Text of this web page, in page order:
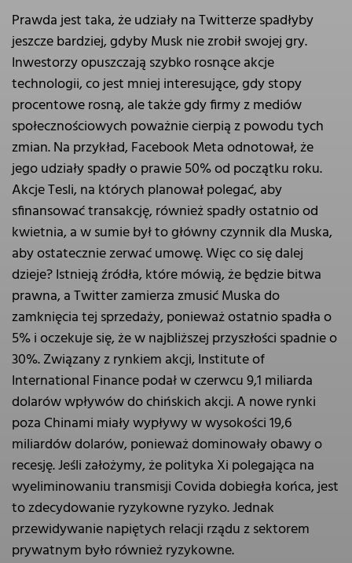
Prawda jest taka, że udziały na Twitterze spadłyby
jeszcze bardziej, gdyby Musk nie zrobił swojej gry.
Inwestorzy opuszczają szybko rosnące akcje
technologii, co jest mniej interesujące, gdy stopy
procentowe rosną, ale także gdy firmy z mediów
społecznościowych poważnie cierpią z powodu tych
zmian. Na przykład, Facebook Meta odnotował, że
jego udziały spadły o prawie 50% od początku roku.
Akcje Tesli, na których planował polegać, aby
sfinansować transakcję, również spadły ostatnio od
kwietnia, a w sumie był to główny czynnik dla Muska,
aby ostatecznie zerwać umowę. Więc co się dalej
dzieje? Istnieją źródła, które mówią, że będzie bitwa
prawna, a Twitter zamierza zmusić Muska do
zamknięcia tej sprzedaży, ponieważ ostatnio spadła o
5% i oczekuje się, że w najbliższej przyszłości spadnie o
30%. Związany z rynkiem akcji, Institute of
International Finance podał w czerwcu 9,1 miliarda
dolarów wpływów do chińskich akcji. A nowe rynki
poza Chinami miały wypływy w wysokości 19,6
miliardów dolarów, ponieważ dominowały obawy o
recesję. Jeśli założymy, że polityka Xi polegająca na
wyeliminowaniu transmisji Covida dobiegła końca, jest
to zdecydowanie ryzykowne ryzyko. Jednak
przewidywanie napiętych relacji rządu z sektorem
prywatnym było również ryzykowne.